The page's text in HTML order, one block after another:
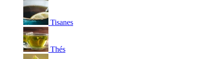
Tisanes
Thés